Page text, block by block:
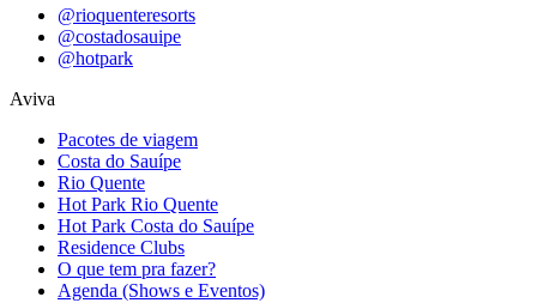
@rioquenteresorts
@costadosauipe
@hotpark
Aviva
Pacotes de viagem
Costa do Sauípe
Rio Quente
Hot Park Rio Quente
Hot Park Costa do Sauípe
Residence Clubs
O que tem pra fazer?
Agenda (Shows e Eventos)